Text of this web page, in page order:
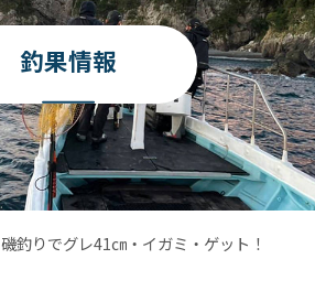
釣果情報
磯釣りでグレ41㎝・イガミ・ゲット！